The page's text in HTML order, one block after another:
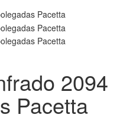
2094
Pacetta